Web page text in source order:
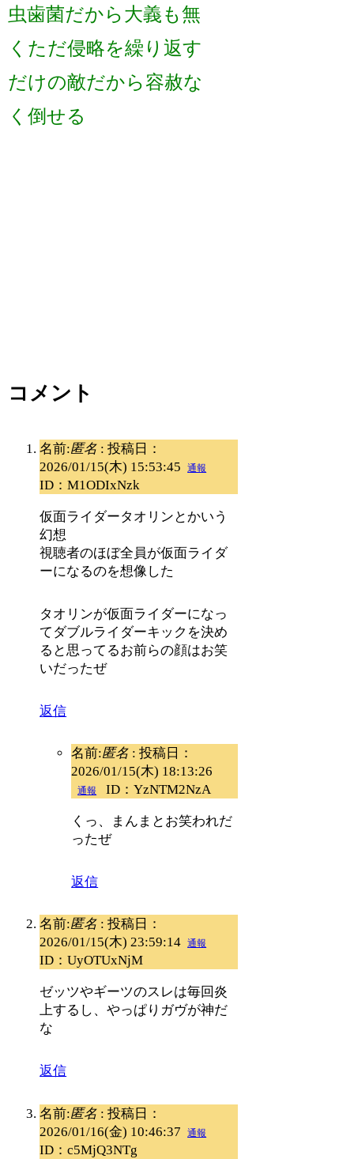
虫歯菌だから大義も無
くただ侵略を繰り返す
だけの敵だから容赦な
く倒せる
コメント
名前:匿名 : 投稿日：
2026/01/15(木) 15:53:45
通報
ID：M1ODIxNzk
仮面ライダータオリンとかいう
幻想
視聴者のほぼ全員が仮面ライダ
ーになるのを想像した
タオリンが仮面ライダーになっ
てダブルライダーキックを決め
ると思ってるお前らの顔はお笑
いだったぜ
返信
名前:匿名 : 投稿日：
2026/01/15(木) 18:13:26
通報 ID：YzNTM2NzA
くっ、まんまとお笑われだ
ったぜ
返信
名前:匿名 : 投稿日：
2026/01/15(木) 23:59:14 通報
ID：UyOTUxNjM
ゼッツやギーツのスレは毎回炎
上するし、やっぱりガヴが神だ
な
返信
名前:匿名 : 投稿日：
2026/01/16(金) 10:46:37
通報
ID：c5MjQ3NTg